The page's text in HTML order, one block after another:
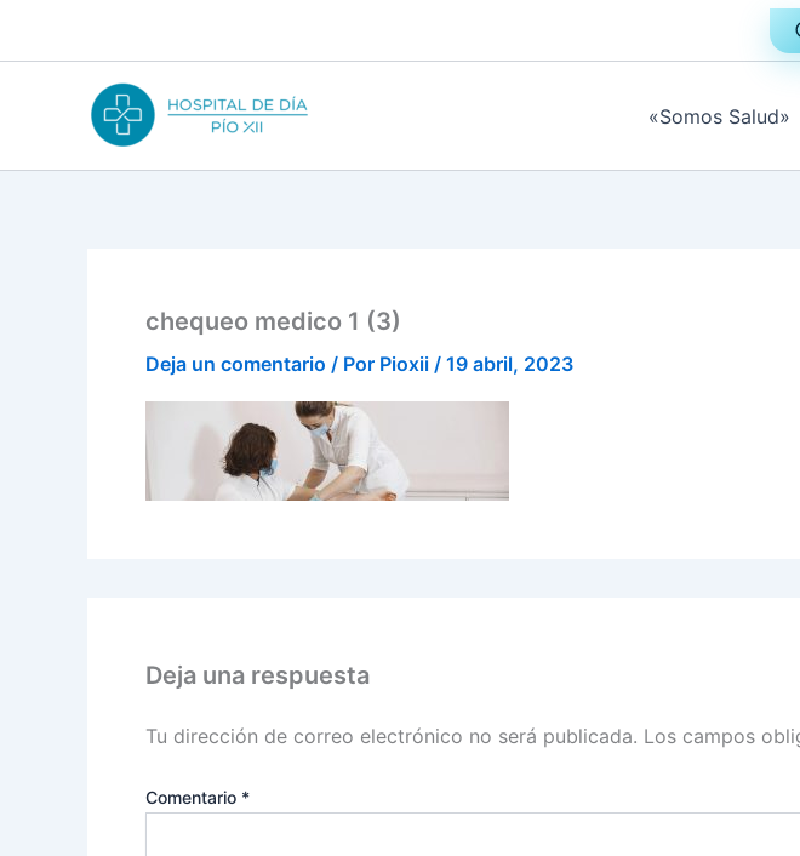
«Somos Salud»
chequeo medico 1 (3)
Deja un comentario / Por Pioxii / 19 abril, 2023
Deja una respuesta
Tu dirección de correo electrónico no será publicada. Los campos
Comentario *